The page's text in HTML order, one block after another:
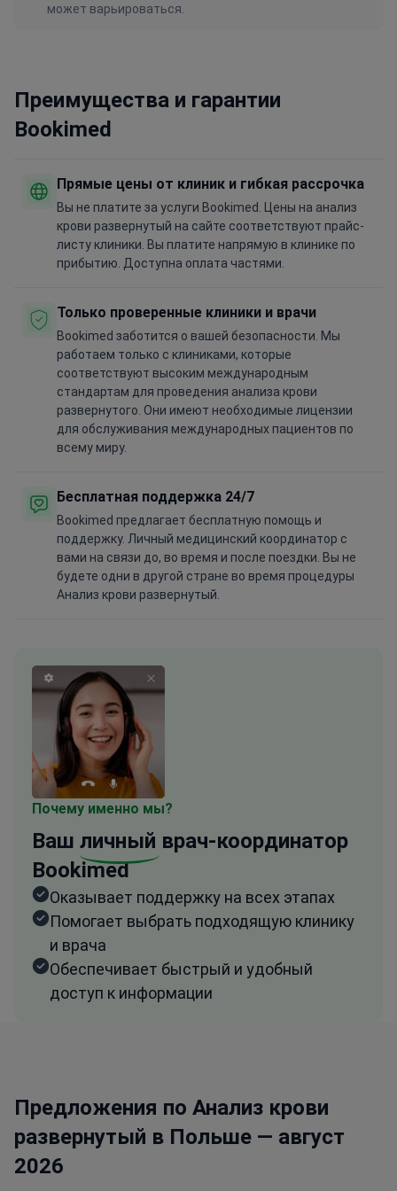
может варьироваться.
Преимущества и гарантии
Bookimed
Прямые цены от клиник и гибкая рассрочка
Вы не платите за услуги Bookimed. Цены на анализ
крови развернутый на сайте соответствуют прайс-
листу клиники. Вы платите напрямую в клинике по
прибытию. Доступна оплата частями.
Только проверенные клиники и врачи
Bookimed заботится о вашей безопасности. Мы
работаем только с клиниками, которые
соответствуют высоким международным
стандартам для проведения анализа крови
развернутого. Они имеют необходимые лицензии
для обслуживания международных пациентов по
всему миру.
Бесплатная поддержка 24/7
Bookimed предлагает бесплатную помощь и
поддержку. Личный медицинский координатор с
вами на связи до, во время и после поездки. Вы не
будете одни в другой стране во время процедуры
Анализ крови развернутый.
Почему именно мы?
Ваш личный врач-координатор
Bookimed
Оказывает поддержку на всех этапах
Помогает выбрать подходящую клинику
и врача
Обеспечивает быстрый и удобный
доступ к информации
Предложения по Анализ крови
развернутый в Польше — август
2026